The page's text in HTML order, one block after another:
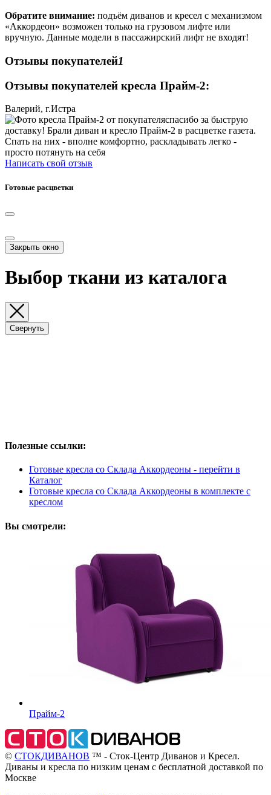
Обратите внимание: подъём диванов и кресел с механизмом
«Аккордеон» возможен только на грузовом лифте или
вручную. Данные модели в пассажирский лифт не входят!
Отзывы покупателей1
Отзывы покупателей кресла Прайм-2:
Валерий, г.Истра
спасибо за быструю
доставку! Брали диван и кресло Прайм-2 в расцветке газета.
Спать на них - вполне комфортно, раскладывать легко -
просто потянуть на себя
Написать свой отзыв
Готовые расцветки
Закрыть окно
Выбор ткани из каталога
Свернуть
Полезные ссылки:
Готовые кресла со Склада Аккордеоны - перейти в
Каталог
Готовые кресла со Склада Аккордеоны в комплекте с
креслом
Вы смотрели:
Прайм-2
© СТОКДИВАНОВ ™ - Сток-Центр Диванов и Кресел.
Диваны и кресла по низким ценам с бесплатной доставкой по
Москве